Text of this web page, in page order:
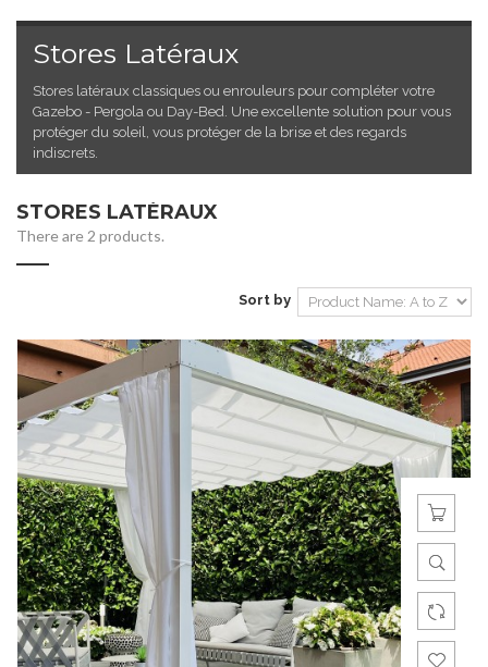
Stores Latéraux
Stores latéraux classiques ou enrouleurs pour compléter votre
Gazebo - Pergola ou Day-Bed. Une excellente solution pour vous
protéger du soleil, vous protéger de la brise et des regards
indiscrets.
STORES LATÉRAUX
There are 2 products.
Sort by